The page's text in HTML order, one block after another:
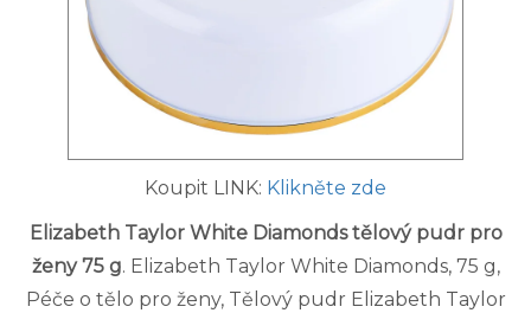
Koupit LINK: Klikněte zde
Elizabeth Taylor White Diamonds tělový pudr pro
ženy 75 g. Elizabeth Taylor White Diamonds, 75 g,
Péče o tělo pro ženy, Tělový pudr Elizabeth Taylor